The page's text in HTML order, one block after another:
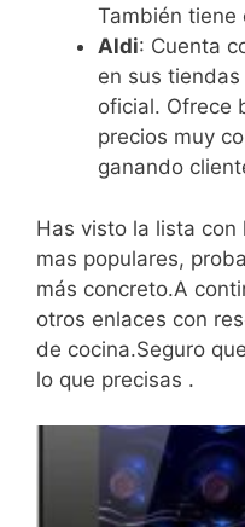
También tiene
Aldi: Cuenta
en sus
oficial. Ofrece
precios muy
ganando
Has visto la lista
mas populares,
más concreto.A
otros enlaces con
de cocina.Seguro
lo que precisas .